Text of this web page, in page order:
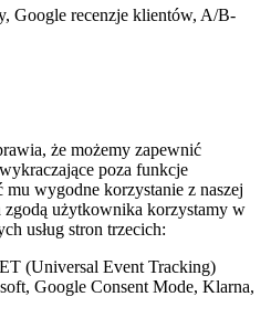
Google recenzje klientów, A/B-
że możemy zapewnić
poza funkcje
wygodne korzystanie z naszej
użytkownika korzystamy w
usług stron trzecich:
(Universal Event Tracking)
Google Consent Mode, Klarna,